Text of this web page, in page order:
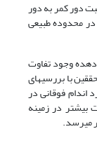
دور کمر به دور
42/97 % دانشجویان در محدوده طبیعی
وجود تفاوت
با بررسی­های
اندام فوقانی در
بیشتر در زمینه
می­رسد.